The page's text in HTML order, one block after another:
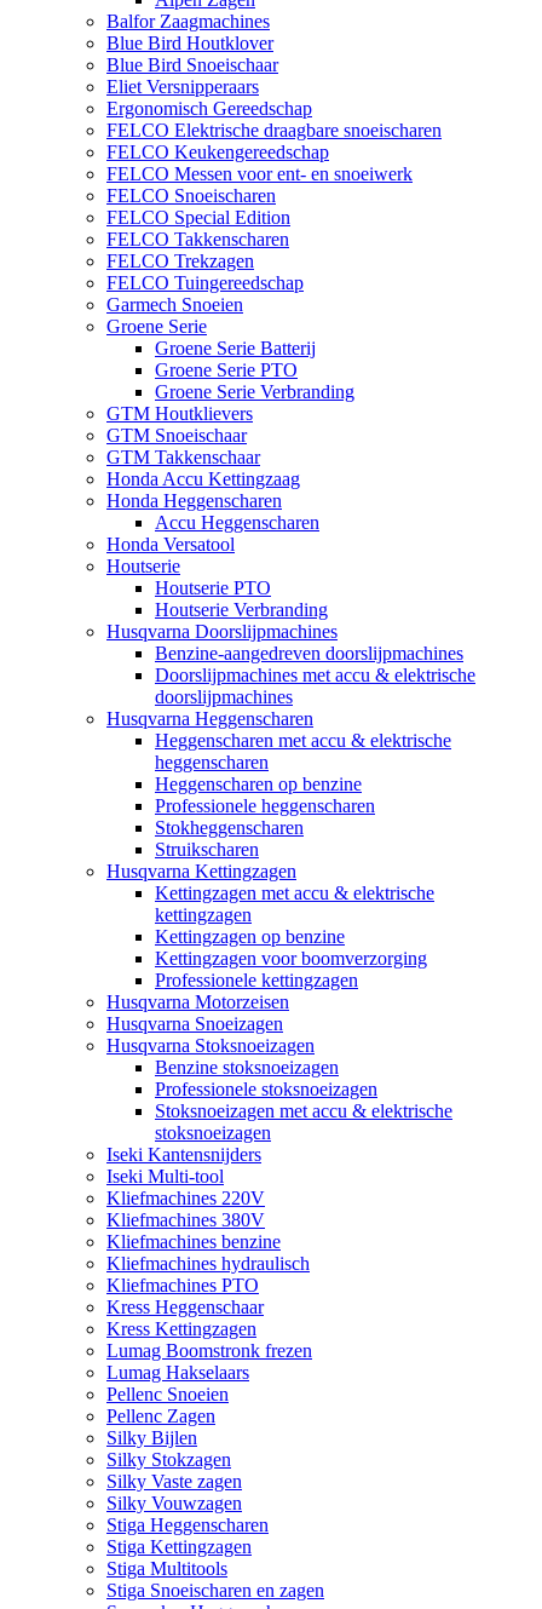
Balfor Zaagmachines
Blue Bird Houtklover
Blue Bird Snoeischaar
Eliet Versnipperaars
Ergonomisch Gereedschap
FELCO Elektrische draagbare snoeischaren
FELCO Keukengereedschap
FELCO Messen voor ent- en snoeiwerk
FELCO Snoeischaren
FELCO Special Edition
FELCO Takkenscharen
FELCO Trekzagen
FELCO Tuingereedschap
Garmech Snoeien
Groene Serie
Groene Serie Batterij
Groene Serie PTO
Groene Serie Verbranding
GTM Houtklievers
GTM Snoeischaar
GTM Takkenschaar
Honda Accu Kettingzaag
Honda Heggenscharen
Accu Heggenscharen
Honda Versatool
Houtserie
Houtserie PTO
Houtserie Verbranding
Husqvarna Doorslijpmachines
Benzine-aangedreven doorslijpmachines
Doorslijpmachines met accu & elektrische
doorslijpmachines
Husqvarna Heggenscharen
Heggenscharen met accu & elektrische
heggenscharen
Heggenscharen op benzine
Professionele heggenscharen
Stokheggenscharen
Struikscharen
Husqvarna Kettingzagen
Kettingzagen met accu & elektrische
kettingzagen
Kettingzagen op benzine
Kettingzagen voor boomverzorging
Professionele kettingzagen
Husqvarna Motorzeisen
Husqvarna Snoeizagen
Husqvarna Stoksnoeizagen
Benzine stoksnoeizagen
Professionele stoksnoeizagen
Stoksnoeizagen met accu & elektrische
stoksnoeizagen
Iseki Kantensnijders
Iseki Multi-tool
Kliefmachines 220V
Kliefmachines 380V
Kliefmachines benzine
Kliefmachines hydraulisch
Kliefmachines PTO
Kress Heggenschaar
Kress Kettingzagen
Lumag Boomstronk frezen
Lumag Hakselaars
Pellenc Snoeien
Pellenc Zagen
Silky Bijlen
Silky Stokzagen
Silky Vaste zagen
Silky Vouwzagen
Stiga Heggenscharen
Stiga Kettingzagen
Stiga Multitools
Stiga Snoeischaren en zagen